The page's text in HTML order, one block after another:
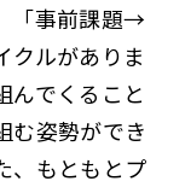
「事前課題→
ルがありま
んでくること
む姿勢ができ
、もともとプ